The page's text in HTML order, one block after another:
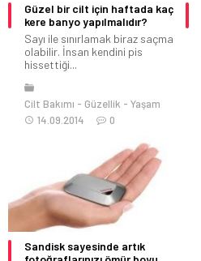
Güzel bir cilt için haftada kaç
kere banyo yapılmalıdır?
Sayı ile sınırlamak biraz saçma
olabilir. İnsan kendini pis
hissettiği...
Cilt Bakımı Güzellik
Yaşam
14.09.2014
0
Sandisk sayesinde artık